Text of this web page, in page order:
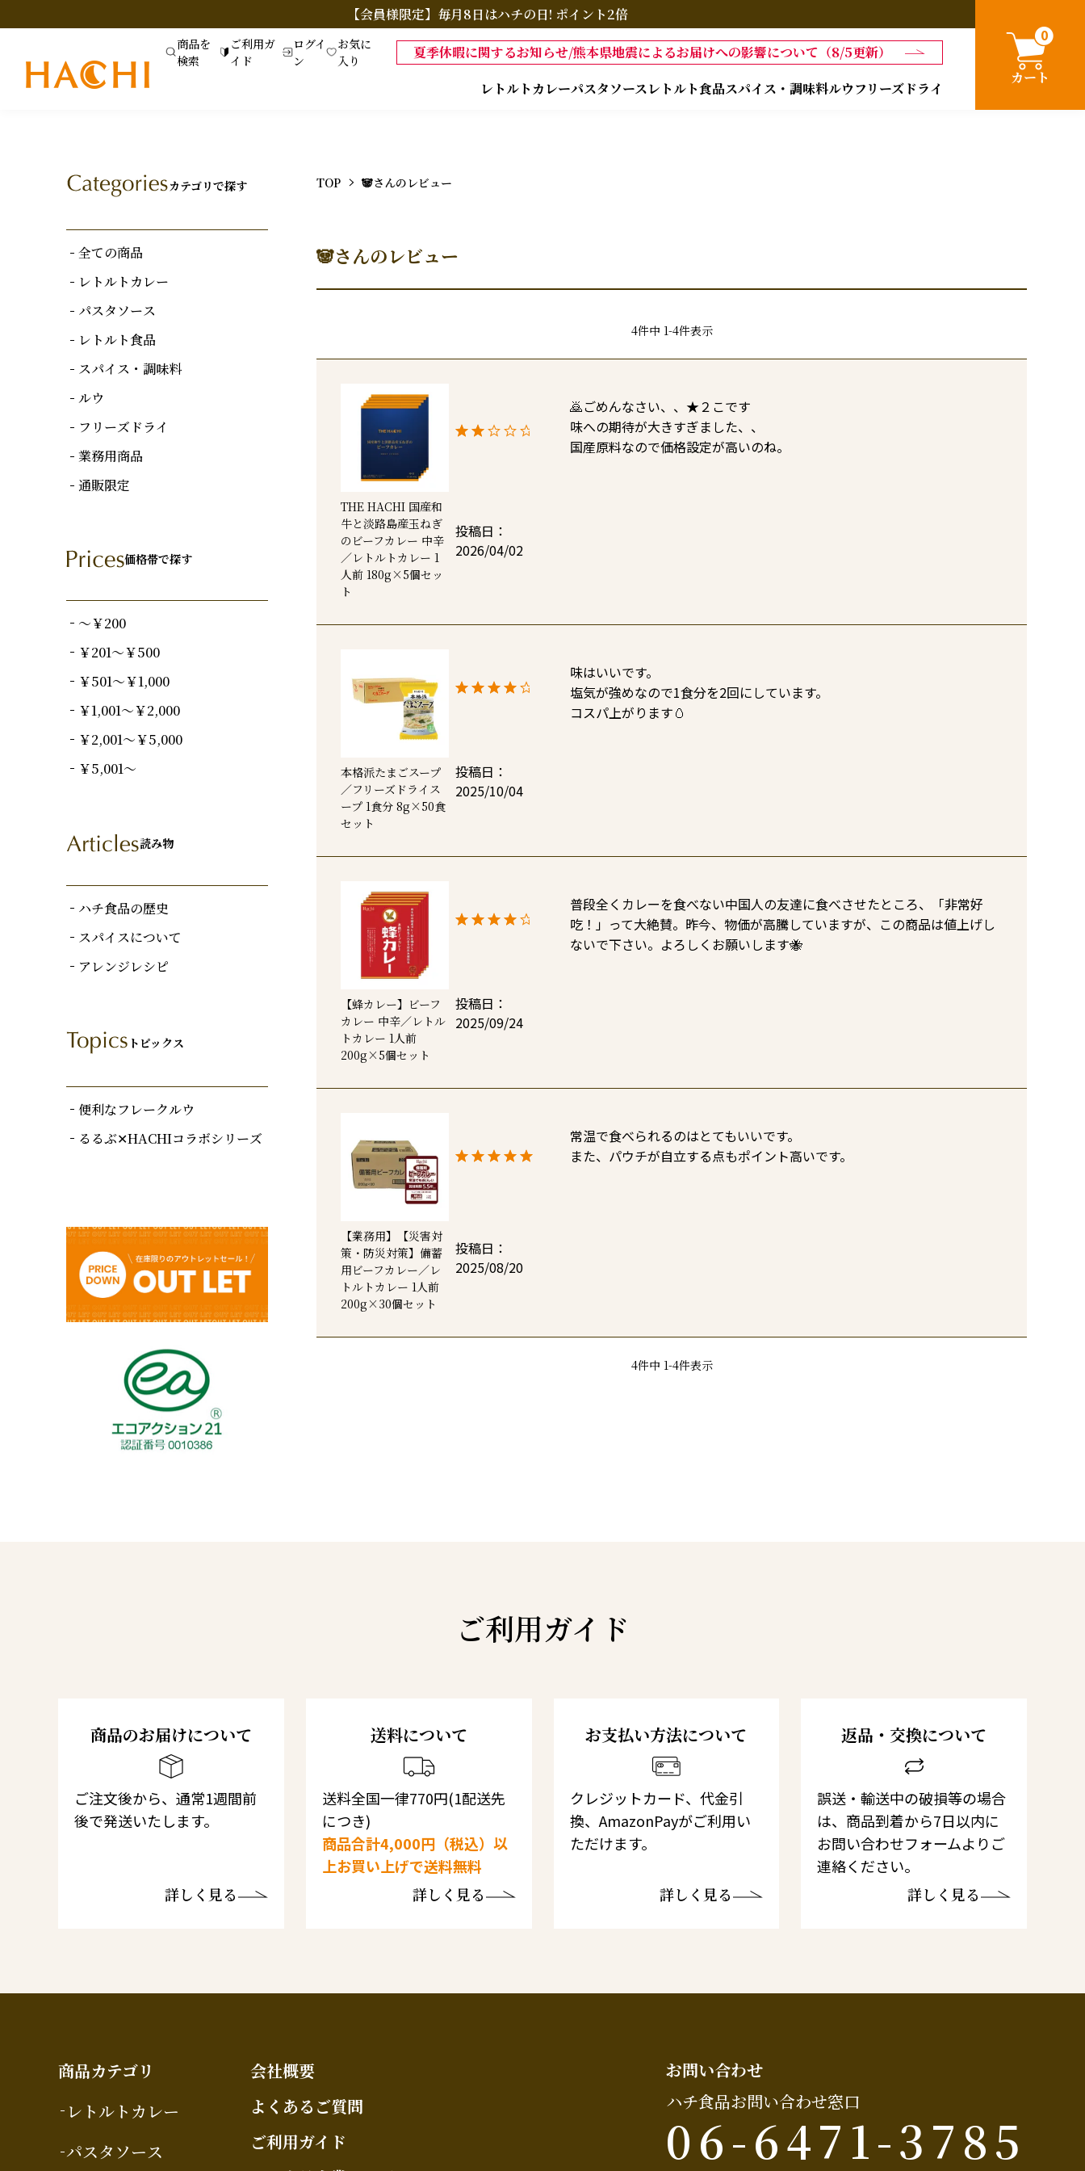
【会員様限定】毎月8日はハチの日! ポイント2倍
商品を
検索
ご利用ガ
イド
ログイ
ン
お気に
入り
夏季休暇に関するお知らせ/熊本県地震によるお届けへの影響について（8/5更新）
レトルトカレーパスタソースレトルト食品スパイス・調味料ルウフリーズドライ
0
カート
カテゴリで探す
全ての商品
レトルトカレー
パスタソース
レトルト食品
スパイス・調味料
ルウ
フリーズドライ
業務用商品
通販限定
価格帯で探す
～￥200
￥201～￥500
￥501～￥1,000
￥1,001～￥2,000
￥2,001～￥5,000
￥5,001～
読み物
ハチ食品の歴史
スパイスについて
アレンジレシピ
トピックス
便利なフレークルウ
るるぶ✕HACHIコラボシリーズ
TOP 🐼さんのレビュー
🐼さんのレビュー
4件中 1-4件表示
THE HACHI 国産和
牛と淡路島産玉ねぎ
のビーフカレー 中辛
／レトルトカレー 1
人前 180g×5個セッ
ト
投稿日
2026/04/02
🙇ごめんなさい、、★２こです
味への期待が大きすぎました、、
国産原料なので価格設定が高いのね。
本格派たまごスープ
／フリーズドライス
ープ 1食分 8g×50食
セット
投稿日
2025/10/04
味はいいです。
塩気が強めなので1食分を2回にしています。
【蜂カレー】ビーフ
カレー 中辛／レトル
トカレー 1人前
200g×5個セット
投稿日
2025/09/24
普段全くカレーを食べない中国人の友達に食べさせたところ、「非常好
吃！」って大絶賛。昨今、物価が高騰していますが、この商品は値上げし
ないで下さい。よろしくお願いします🐝
【業務用】【災害対
策・防災対策】備蓄
用ビーフカレー／レ
トルトカレー 1人前
200g×30個セット
投稿日
2025/08/20
常温で食べられるのはとてもいいです。
また、パウチが自立する点もポイント高いです。
4件中 1-4件表示
ご利用ガイド
商品のお届けについて
ご注文後から、通常1週間前
後で発送いたします。
詳しく見る
送料について
送料全国一律770円(1配送先
につき)
商品合計4,000円（税込）以
上お買い上げで送料無料
詳しく見る
お支払い方法について
クレジットカード、代金引
換、AmazonPayがご利用い
ただけます。
詳しく見る
返品・交換について
誤送・輸送中の破損等の場合
は、商品到着から7日以内に
お問い合わせフォームよりご
連絡ください。
詳しく見る
商品カテゴリ
レトルトカレー
パスタソース
会社概要
よくあるご質問
ご利用ガイド
お問い合わせ
ハチ食品お問い合わせ窓口
06-6471-3785